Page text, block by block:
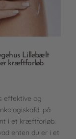
Lillebælt
kræftforløb
effektive og
på
i et kræftforløb.
enten du er i et